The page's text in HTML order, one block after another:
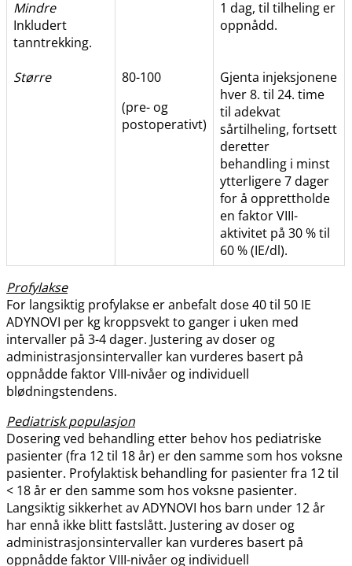
Mindre
Inkludert
tanntrekking.
1 dag, til tilheling er
oppnådd.
Større
80-100
(pre- og
postoperativt)
Gjenta injeksjonene
hver 8. til 24. time
til adekvat
sårtilheling, fortsett
deretter
behandling i minst
ytterligere 7 dager
for å opprettholde
en faktor VIII-
aktivitet på 30 % til
60 % (IE​/​dl).
Profylakse
For langsiktig profylakse er anbefalt dose 40 til 50 IE
ADYNOVI per kg kroppsvekt to ganger i uken med
intervaller på 3-4 dager. Justering av doser og
administrasjonsintervaller kan vurderes basert på
oppnådde faktor VIII-nivåer og individuell
blødningstendens.
Pediatrisk populasjon
Dosering ved behandling etter behov hos pediatriske
pasienter (fra 12 til 18 år) er den samme som hos voksne
pasienter. Profylaktisk behandling for pasienter fra 12 til
< 18 år er den samme som hos voksne pasienter.
Langsiktig sikkerhet av ADYNOVI hos barn under 12 år
har ennå ikke blitt fastslått. Justering av doser og
administrasjonsintervaller kan vurderes basert på
oppnådde faktor VIII-nivåer og individuell